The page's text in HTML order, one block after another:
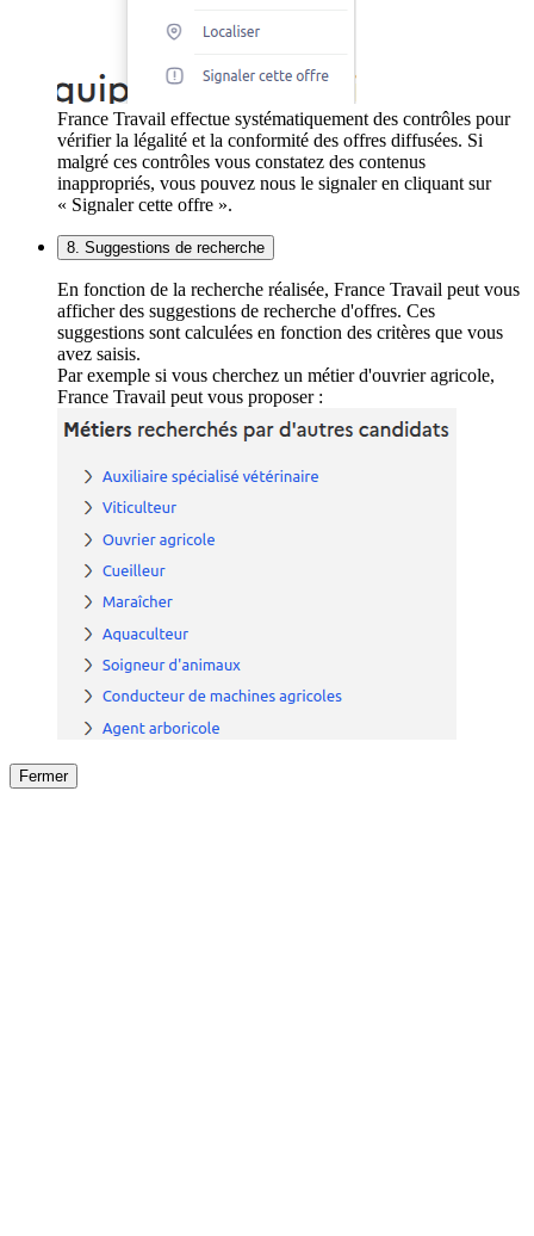
France Travail effectue systématiquement des contrôles pour
vérifier la légalité et la conformité des offres diffusées. Si
malgré ces contrôles vous constatez des contenus
inappropriés, vous pouvez nous le signaler en cliquant sur
« Signaler cette offre ».
8. Suggestions de recherche
En fonction de la recherche réalisée, France Travail peut vous
afficher des suggestions de recherche d'offres. Ces
suggestions sont calculées en fonction des critères que vous
avez saisis.
Par exemple si vous cherchez un métier d'ouvrier agricole,
France Travail peut vous proposer :
Fermer